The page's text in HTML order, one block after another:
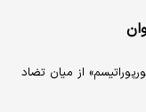
از میان تضاد